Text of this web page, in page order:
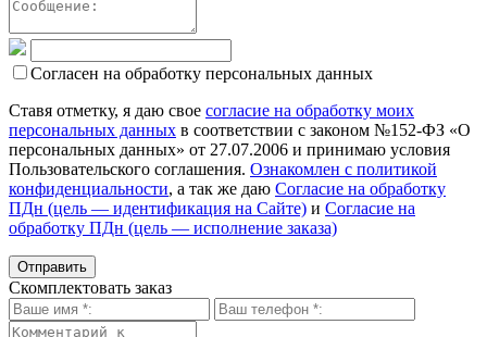
Согласен на обработку персональных данных
Ставя отметку, я даю свое согласие на обработку моих
персональных данных в соответствии с законом №152-ФЗ «О
персональных данных» от 27.07.2006 и принимаю условия
Пользовательского соглашения. Ознакомлен с политикой
конфиденциальности, а так же даю Согласие на обработку
ПДн (цель — идентификация на Сайте) и Согласие на
обработку ПДн (цель — исполнение заказа)
Скомплектовать заказ